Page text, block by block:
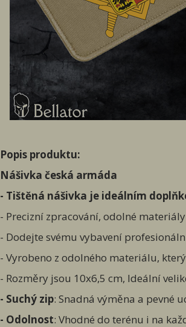
Popis produktu:
Nášivka česká armáda
- Tištěná nášivka je ideálním
- Precizní zpracování, odolné
- Dodejte svému vybavení
- Vyrobeno z odolného materiálu,
- Rozměry jsou 10x6,5 cm, Ideální
- Suchý zip: Snadná výměna a pevné
- Odolnost: Vhodné do terénu i na